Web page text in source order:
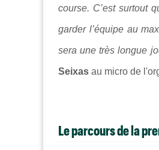
course. C’est surtout
garder l’équipe au
sera une très longue
Seixas au micro de
Le parcours de la